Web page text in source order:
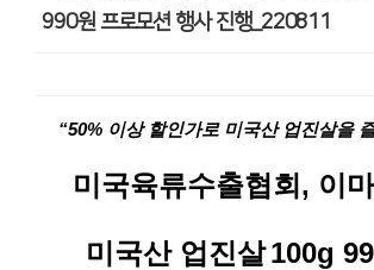
990원 프로모션 행사 진행_220811
“50% 이상 할인가로 미국산 업진살을
미국육류수출협회, 이
미국산 업진살100g